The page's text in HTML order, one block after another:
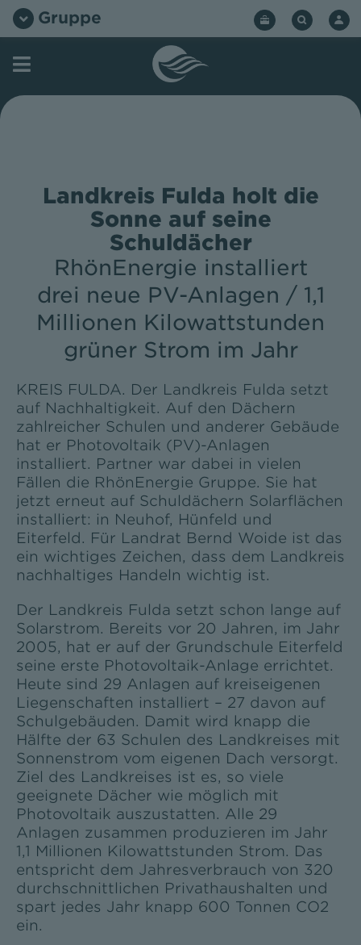
Zum
InhaltGruppe
Landkreis Fulda holt die
Sonne auf seine
Schuldächer
RhönEnergie installiert
drei neue PV-Anlagen / 1,1
Millionen Kilowattstunden
grüner Strom im Jahr
KREIS FULDA. Der Landkreis Fulda setzt
auf Nachhaltigkeit. Auf den Dächern
zahlreicher Schulen und anderer Gebäude
hat er Photovoltaik (PV)-Anlagen
installiert. Partner war dabei in vielen
Fällen die RhönEnergie Gruppe. Sie hat
jetzt erneut auf Schuldächern Solarflächen
installiert: in Neuhof, Hünfeld und
Eiterfeld. Für Landrat Bernd Woide ist das
ein wichtiges Zeichen, dass dem Landkreis
nachhaltiges Handeln wichtig ist.
Der Landkreis Fulda setzt schon lange auf
Solarstrom. Bereits vor 20 Jahren, im Jahr
2005, hat er auf der Grundschule Eiterfeld
seine erste Photovoltaik-Anlage errichtet.
Heute sind 29 Anlagen auf kreiseigenen
Liegenschaften installiert – 27 davon auf
Schulgebäuden. Damit wird knapp die
Hälfte der 63 Schulen des Landkreises mit
Sonnenstrom vom eigenen Dach versorgt.
Ziel des Landkreises ist es, so viele
geeignete Dächer wie möglich mit
Photovoltaik auszustatten. Alle 29
Anlagen zusammen produzieren im Jahr
1,1 Millionen Kilowattstunden Strom. Das
entspricht dem Jahresverbrauch von 320
durchschnittlichen Privathaushalten und
spart jedes Jahr knapp 600 Tonnen CO2
ein.